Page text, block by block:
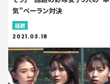
気”ベーラン対決
話題
2021.03.18